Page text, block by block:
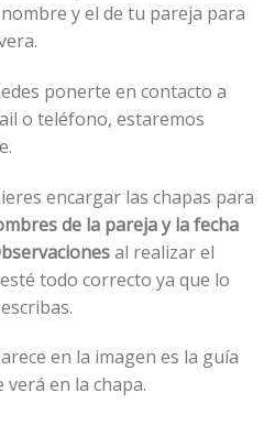
y el de tu pareja para
ponerte en contacto a
o teléfono, estaremos
encargar las chapas para
de la pareja y la fecha
al realizar el
todo correcto ya que lo
en la imagen es la guía
en la chapa.